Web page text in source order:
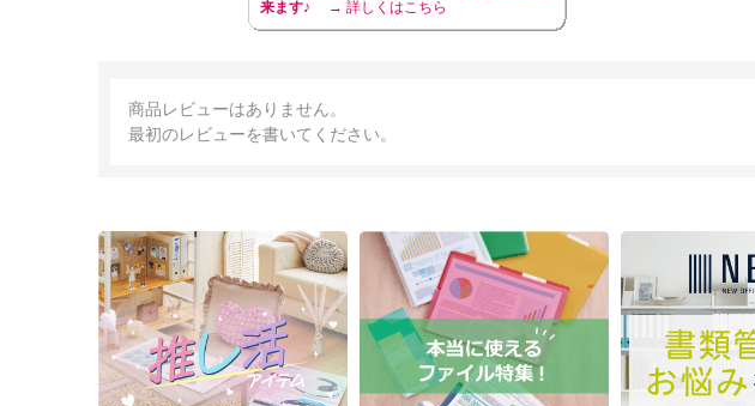
来ます♪
→ 詳しくはこちら
商品レビューはありません。
最初のレビューを書いてください。